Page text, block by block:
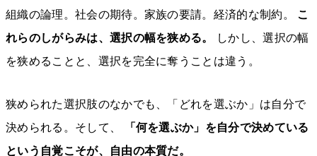
組織の論理。社会の期待。家族の要請。経済的な制約。 こ
れらのしがらみは、選択の幅を狭める。
しかし、選択の幅
を狭めることと、選択を完全に奪うことは違う。
狭められた選択肢のなかでも、「どれを選ぶか」は自分で
決められる。そして、
「何を選ぶか」を自分で決めている
という自覚こそが、自由の本質だ。